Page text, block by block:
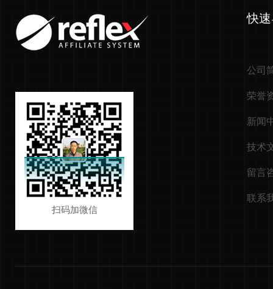
扫码加微信
快
公司
荣誉
新闻
技术
留言
联系